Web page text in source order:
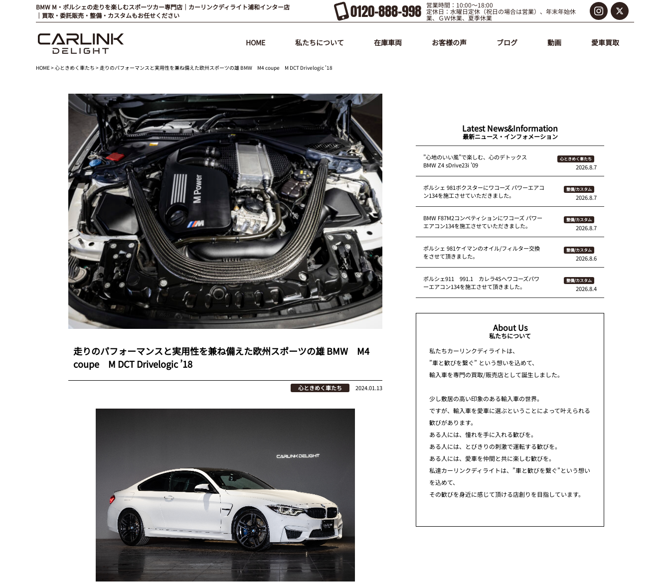
BMW M・ポルシェの走りを楽しむスポーツカー専門店｜カーリンクディライト浦和インター店
｜買取・委託販売・整備・カスタムもお任せください
0120-888-998 営業時間：10:00～18:00
定休日：水曜日定休（祝日の場合は営業）、年末年始休
業、ＧＷ休業、夏季休業
HOME 私たちについて 在庫車両 お客様の声 ブログ 動画 愛車買取
HOME>心ときめく車たち > 走りのパフォーマンスと実用性を兼ね備えた欧州スポーツの雄 BMW M4 coupe M DCT Drivelogic ’18
走りのパフォーマンスと実用性を兼ね備えた欧州スポーツの雄 BMW M4
coupe M DCT Drivelogic ’18
心ときめく車たち 2024.01.13
Latest News&Information
最新ニュース・インフォメーション
”心地のいい風”で楽しむ、心のデトックス
BMW Z4 sDrive23i ’09
心ときめく車たち
2026.8.7
ポルシェ 981ボクスターにワコーズ パワーエアコ
ン134を施工させていただきました。
整備/カスタム
2026.8.7
BMW F87M2コンペティションにワコーズ パワー
エアコン134を施工させていただきました。
整備/カスタム
2026.8.7
ポルシェ 981ケイマンのオイル/フィルター交換
をさせて頂きました。
整備/カスタム
2026.8.6
ポルシェ911 991.1 カレラ4Sへワコーズパワ
ーエアコン134を施工させて頂きました。
整備/カスタム
2026.8.4
About Us
私たちについて
私たちカーリンクディライトは、
”車と歓びを繋ぐ” という想いを込めて、
輸入車を専門の買取/販売店として誕生しました。
少し敷居の高い印象のある輸入車の世界。
ですが、輸入車を愛車に選ぶということによって叶えられる
歓びがあります。
ある人には、憧れを手に入れる歓びを。
ある人には、とびきりの刺激で運転する歓びを。
ある人には、愛車を仲間と共に楽しむ歓びを。
私達カーリンクディライトは、”車と歓びを繋ぐ”という想い
を込めて、
その歓びを身近に感じて頂ける店創りを目指しています。